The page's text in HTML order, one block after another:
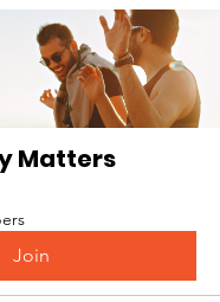
Matters
Join